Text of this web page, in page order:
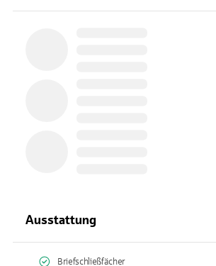
Ausstattung
Briefschließfächer